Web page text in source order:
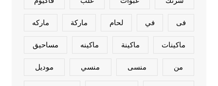
فى في لحام ماركة ماركه
ماكينات ماكينة ماكينه مساحيق
من منسى منسي موديل